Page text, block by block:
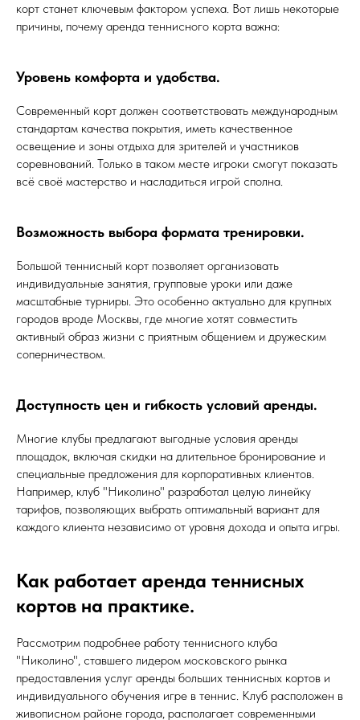
корт станет ключевым фактором успеха. Вот лишь некоторые
причины, почему аренда теннисного корта важна:
Уровень комфорта и удобства.
Современный корт должен соответствовать международным
стандартам качества покрытия, иметь качественное
освещение и зоны отдыха для зрителей и участников
соревнований. Только в таком месте игроки смогут показать
всё своё мастерство и насладиться игрой сполна.
Возможность выбора формата тренировки.
Большой теннисный корт позволяет организовать
индивидуальные занятия, групповые уроки или даже
масштабные турниры. Это особенно актуально для крупных
городов вроде Москвы, где многие хотят совместить
активный образ жизни с приятным общением и дружеским
соперничеством.
Доступность цен и гибкость условий аренды.
Многие клубы предлагают выгодные условия аренды
площадок, включая скидки на длительное бронирование и
специальные предложения для корпоративных клиентов.
Например, клуб "Николино" разработал целую линейку
тарифов, позволяющих выбрать оптимальный вариант для
каждого клиента независимо от уровня дохода и опыта игры.
Как работает аренда теннисных
кортов на практике.
Рассмотрим подробнее работу теннисного клуба
"Николино", ставшего лидером московского рынка
предоставления услуг аренды больших теннисных кортов и
индивидуального обучения игре в теннис. Клуб расположен в
живописном районе города, располагает современными